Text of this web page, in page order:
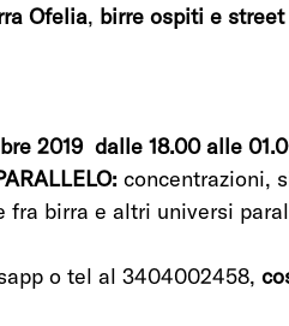
Ofelia, birre ospiti e
2019  dalle 18.00 alle
concentrazioni,
birra e altri universi
o tel al 3404002458,